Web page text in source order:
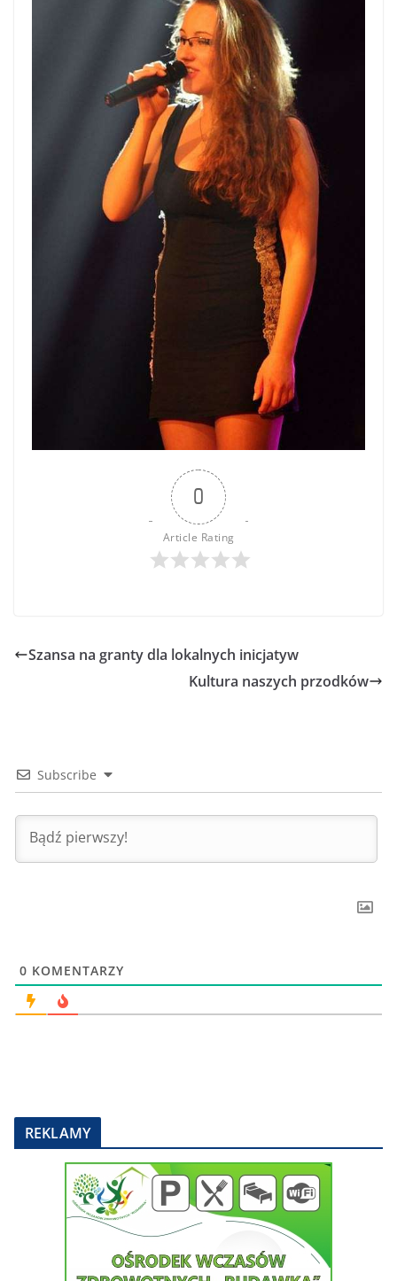
0
Article Rating
Szansa na granty dla lokalnych inicjatyw
Kultura naszych przodków
Subscribe
0 KOMENTARZY
REKLAMY